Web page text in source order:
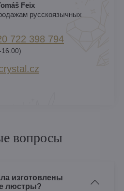
Feix
русскоязычных
722 398 794​
вопросы
изготовлены
люстры?